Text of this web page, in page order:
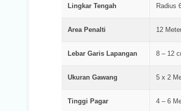
Lingkar Tengah Radius
Area Penalti 12
Lebar Garis Lapangan 8 – 12
Ukuran Gawang 5 x 2
Tinggi Pagar 4 – 6